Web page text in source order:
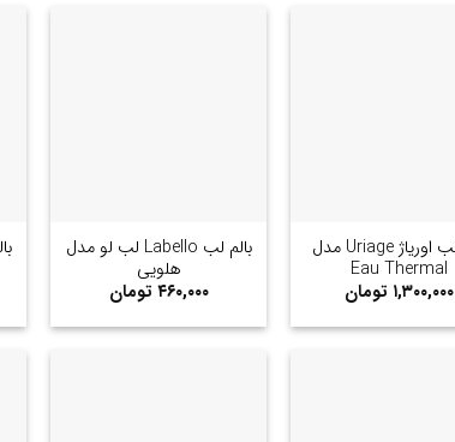
بالم لب اوریاژ Uriage مدل
Eau Thermal
۱,۳۰۰,۰۰۰ تومان
بالم لب Labello لب لو مدل
هلویی
۴۶۰,۰۰۰ تومان